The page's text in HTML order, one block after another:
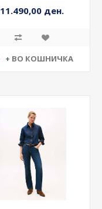
11.490,00 ден.
+ ВО КОШНИЧКА